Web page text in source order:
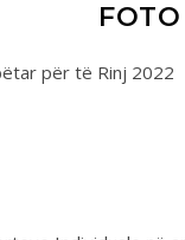
për të Rinj 2022